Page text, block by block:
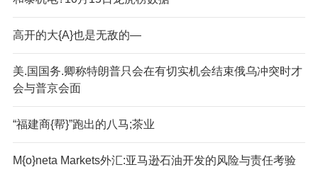
高开的大{A}也是无敌的—
美.国国务.卿称特朗普只会在有切实机会结束俄乌冲突时才
会与普京会面
“福建商{帮}”跑出的八马;茶业
M{o}neta Markets外汇:亚马逊石油开发的风险与责任考验